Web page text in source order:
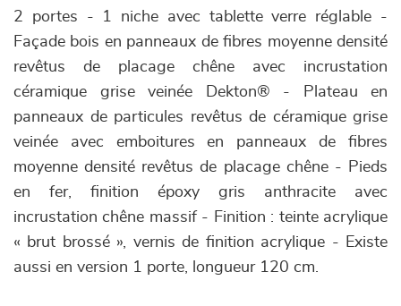
2 portes - 1 niche avec tablette verre réglable -
Façade bois en panneaux de fibres moyenne densité
revêtus de placage chêne avec incrustation
céramique grise veinée Dekton® - Plateau en
panneaux de particules revêtus de céramique grise
veinée avec emboitures en panneaux de fibres
moyenne densité revêtus de placage chêne - Pieds
en fer, finition époxy gris anthracite avec
incrustation chêne massif - Finition : teinte acrylique
« brut brossé », vernis de finition acrylique - Existe
aussi en version 1 porte, longueur 120 cm.